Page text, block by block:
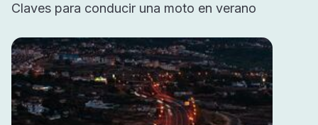
Claves para conducir una moto en verano